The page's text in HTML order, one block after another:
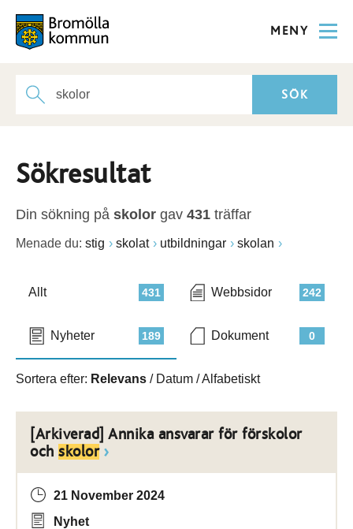
MENY
Sökresultat
Din sökning på skolor gav 431 träffar
Menade du: stig skolat utbildningar skolan
431
Allt 242
Webbsidor
189
Nyheter 0
Dokument
Sortera efter: Relevans / Datum /Alfabetiskt
[Arkiverad] Annika ansvarar för förskolor
och skolor
21 November 2024
Nyhet